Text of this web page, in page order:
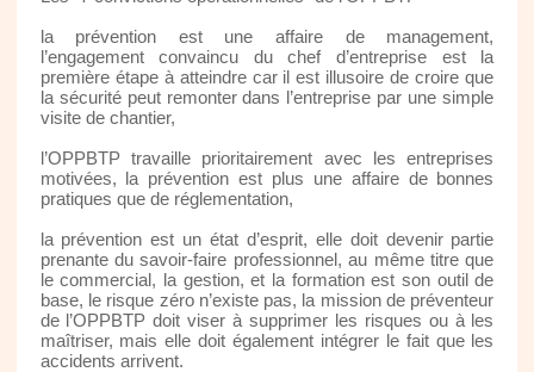
la prévention est une affaire de management,
l’engagement convaincu du chef d’entreprise est la
première étape à atteindre car il est illusoire de croire que
la sécurité peut remonter dans l’entreprise par une simple
visite de chantier,
l’OPPBTP travaille prioritairement avec les entreprises
motivées, la prévention est plus une affaire de bonnes
pratiques que de réglementation,
la prévention est un état d’esprit, elle doit devenir partie
prenante du savoir-faire professionnel, au même titre que
le commercial, la gestion, et la formation est son outil de
base, le risque zéro n’existe pas, la mission de préventeur
de l’OPPBTP doit viser à supprimer les risques ou à les
maîtriser, mais elle doit également intégrer le fait que les
accidents arrivent.